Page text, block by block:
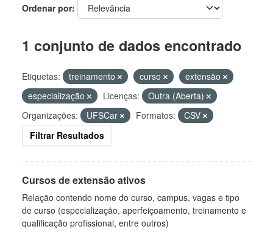
Ordenar por
1 conjunto de dados encontrado
Etiquetas: treinamento curso
extensão
especialização
Licenças:
Outra (Aberta)
Organizações:
UFSCar Formatos:
CSV
Filtrar Resultados
Cursos de extensão ativos
Relação contendo nome do curso, campus, vagas e tipo
de curso (especialização, aperfeiçoamento, treinamento e
qualificação profissional, entre outros)